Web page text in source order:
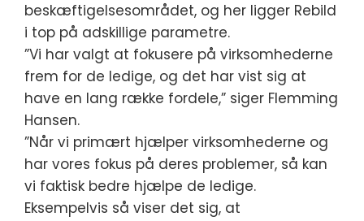
beskæftigelsesområdet, og her ligger Rebild
i top på adskillige parametre.
”Vi har valgt at fokusere på virksomhederne
frem for de ledige, og det har vist sig at
have en lang række fordele,” siger Flemming
Hansen.
”Når vi primært hjælper virksomhederne og
har vores fokus på deres problemer, så kan
vi faktisk bedre hjælpe de ledige.
Eksempelvis så viser det sig, at